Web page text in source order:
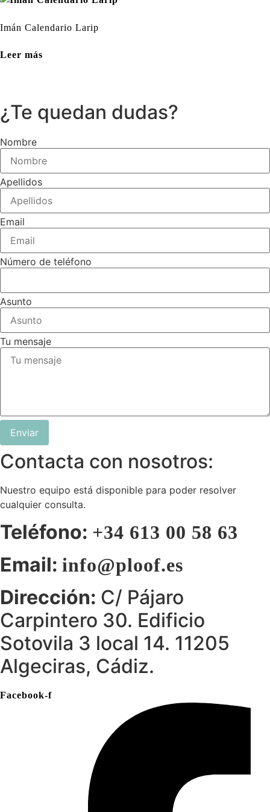
Imán Calendario Larip
Leer más
¿Te quedan dudas?
Nombre
Apellidos
Email
Número de teléfono
Asunto
Tu mensaje
Enviar
Contacta con nosotros:
Nuestro equipo está disponible para poder resolver
cualquier consulta.
Teléfono: +34 613 00 58 63
Email: info@ploof.es
Dirección: C/ Pájaro
Carpintero 30. Edificio
Sotovila 3 local 14. 11205
Algeciras, Cádiz.
Facebook-f